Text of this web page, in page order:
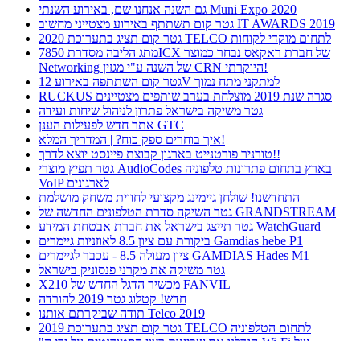
גם השנה אנחנו שם, באירוע השנתי Muni Expo 2020
גטר קום תשתתף באירוע מצטייני מחשוב IT AWARDS 2019
גטר קום תציג בתערוכת 2020 TELCO לתחום מוקדי לקוחות
מתג הליבה מסדרת 7850ICX של חברת ראקאס נבחר כמוצר
Networking של השנה ע"י מגזין CRN היוקרתי!
גטר קום השתתפה באירוע 12V למתקני מתח נמוך
RUCKUS סגרה שנת 2019 מוצלחת בערב שותפים מצטיינים
גטר משיקה בישראל פתרון לניהול שיחות ועידה
אתר חדש לפעילות הענן GTC
איך בוחרים ספק כוח? | המדריך המלא!
טורניר פורטנייט בארגון קבוצת פיינסט יוצא לדרך!!
גטר תפיץ מוצרי AudioCodes בארץ בתחום פתרונות טלפוניה
VoIP לארגונים
התחדשנו! שולחן גיימינג מקצועי לחווית משחק מושלמת
גטר השיקה סדרת הטלפונים החדשה של GRANDSTREAM
גטר תייצג בישראל את חברת אבטחת המידע WatchGuard
ביקורת עם ציון 8.5 לאוזניות גיימרים Gamdias hebe P1
ציון מעולה 8.5 - עכבר לגיימרים GAMDIAS Hades M1
גטר משיקה את מקרני פנסוניק בישראל
X210 מכשיר הדגל החדש של FANVIL
חדש! קטלוג גטר 2019 להורדה
תודה שביקרתם אותנו Telco 2019
גטר קום תציג בתערוכת 2019 TELCO לתחום הטלפוניה